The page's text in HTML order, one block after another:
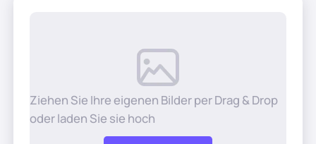
Aufräumbilder
Altes Foto wiederherstellen
Ziehen Sie Ihre eigenen Bilder per Drag & Drop
oder laden Sie sie hoch